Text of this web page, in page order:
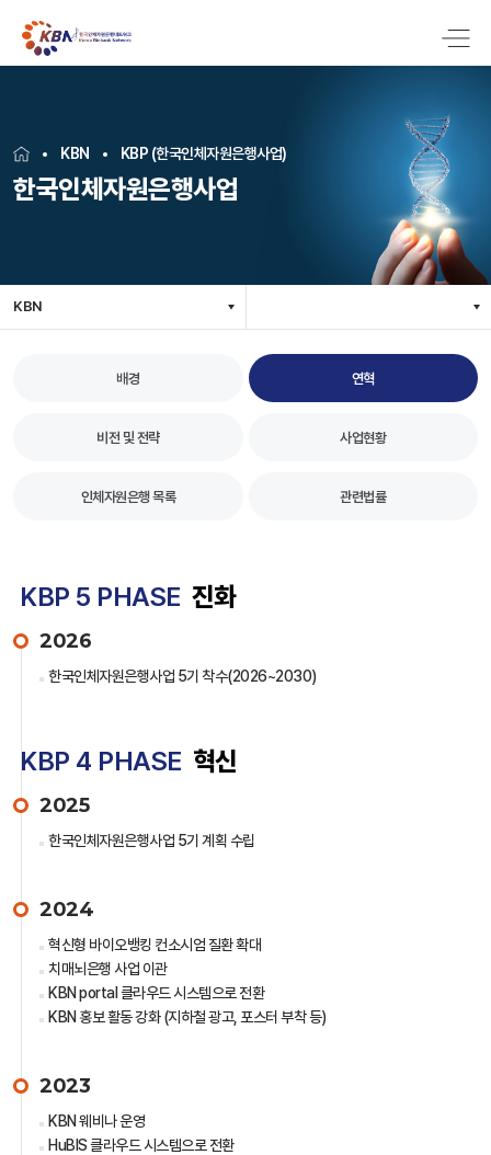
KBN KBP (한국인체자원은행사업)
한국인체자원은행사업
KBN
배경 연혁
비전 및 전략 사업현황
인체자원은행 목록 관련법률
KBP 5 PHASE 진화
2026
한국인체자원은행사업 5기 착수(2026~2030)
KBP 4 PHASE 혁신
2025
한국인체자원은행사업 5기 계획 수립
2024
혁신형 바이오뱅킹 컨소시엄 질환 확대
치매뇌은행 사업 이관
KBN portal 클라우드 시스템으로 전환
KBN 홍보 활동 강화 (지하철 광고, 포스터 부착 등)
2023
KBN 웨비나 운영
HuBIS 클라우드 시스템으로 전환